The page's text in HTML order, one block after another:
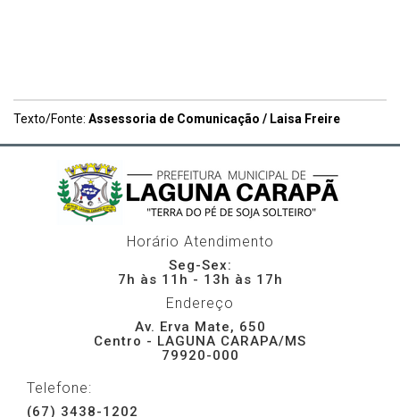
Texto/Fonte: Assessoria de Comunicação / Laisa Freire
Horário Atendimento
Seg-Sex:
7h às 11h - 13h às 17h
Endereço
Av. Erva Mate, 650
Centro - LAGUNA CARAPA/MS
79920-000
Telefone:
(67) 3438-1202